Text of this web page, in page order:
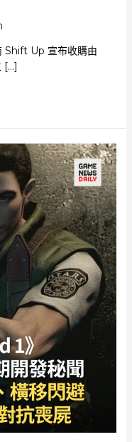
Shift Up 宣布收購由
[…]